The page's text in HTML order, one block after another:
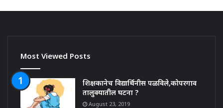
Most Viewed Posts
शिक्षकानेच विद्यार्थिनीस पळविले,कोपरगाव
तालुक्यातील घटना ?
August 23, 2019